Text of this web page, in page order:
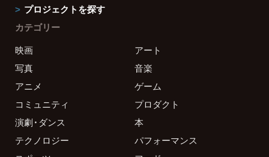
プロジェクトを探す
カテゴリー
映画
アート
写真
音楽
アニメ
ゲーム
コミュニティ
プロダクト
演劇・ダンス
本
テクノロジー
パフォーマンス